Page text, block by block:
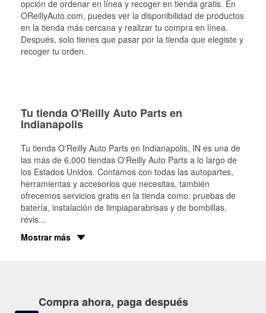
opción de ordenar en línea y recoger en tienda gratis. En
OReillyAuto.com, puedes ver la disponibilidad de productos
en la tienda más cercana y realizar tu compra en línea.
Después, solo tienes que pasar por la tienda que elegiste y
recoger tu orden.
Tu tienda O'Reilly Auto Parts en
Indianapolis
Tu tienda O'Reilly Auto Parts en Indianapolis, IN es una de
las más de 6,000 tiendas O'Reilly Auto Parts a lo largo de
los Estados Unidos. Contamos con todas las autopartes,
herramientas y accesorios que necesitas, también
ofrecemos servicios gratis en la tienda como: pruebas de
batería, instalación de limpiaparabrisas y de bombillas,
revis...
Mostrar más
Compra ahora, paga después